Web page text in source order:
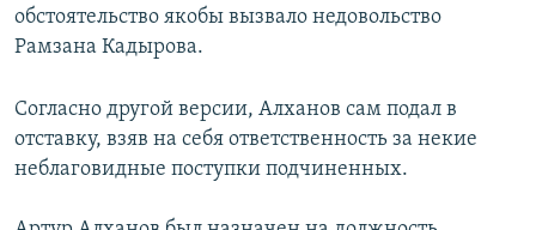
обстоятельство якобы вызвало недовольство
Рамзана Кадырова.
Согласно другой версии, Алханов сам подал в
отставку, взяв на себя ответственность за некие
неблаговидные поступки подчиненных.